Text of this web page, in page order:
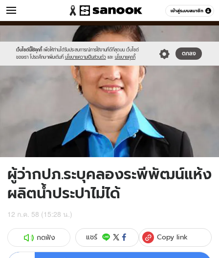
เข้าสู่ระบบสมาชิก
ข่าว หมวดอื่นๆ
เว็บไซต์นี้ใช้คุกกี้ เพื่อให้ท่านได้รับประสบการณ์การใช้งานที่ดีที่สุดบน เว็บไซต์
ของเรา โปรดศึกษาเพิ่มเติมที่ นโยบายความเป็นส่วนตัว และ นโยบายคุกกี้
ตกลง
//s.isanook.com/sr/0/images/logo-
new-
sanook.png
//s.isanook.com/ns/0/ud/365/1828474/631387-
01.jpg
ผู้ว่ากปภ.ระบุคลองระพีพัฒน์แห้ง
ผลิตน้ำประปาไม่ได้
12 ก.ค. 58 (15:28 น.)
กดฟัง แชร์ Copy link